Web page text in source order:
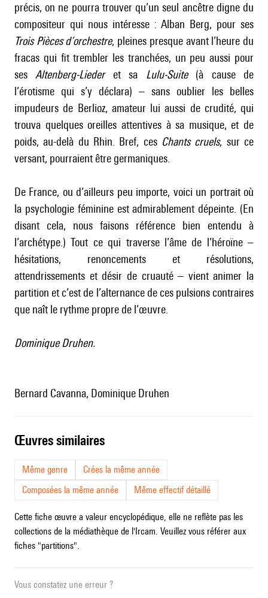
précis, on ne pourra trouver qu’un seul ancêtre digne du
compositeur qui nous intéresse :Alban Berg, pour ses
Trois Pièces d’orchestre, pleines presque avant l’heure du
fracas qui fit trembler les tranchées, un peu aussi pour
ses Altenberg-Liederet sa Lulu-Suite(à cause de
l’érotisme qui s’y déclara) – sans oublier les belles
impudeurs de Berlioz, amateur lui aussi de crudité, qui
trouva quelques oreilles attentives à sa musique, et de
poids, au-delà du Rhin. Bref, ces Chants cruels, sur ce
versant, pourraient être germaniques.
De France, ou d’ailleurs peu importe, voici un portrait où
la psychologie féminine est admirablement dépeinte. (En
disant cela, nous faisons référence bien entendu à
l’archétype.) Tout ce qui traverse l’âme de l’héroïne –
hésitations, renoncements et résolutions,
attendrissements et désir de cruauté – vient animer la
partition et c’est de l’alternance de ces pulsions contraires
que naît le rythme propre de l’œuvre.
Dominique Druhen.
Bernard Cavanna, Dominique Druhen
œuvres similaires
Même genre
Crées la même année
Composées la même année
Même effectif détaillé
Cette fiche œuvre a valeur encyclopédique, elle ne reflète pas les
collections de la médiathèque de l'Ircam. Veuillez vous référer aux
fiches "partitions".
Vous constatez une erreur ?